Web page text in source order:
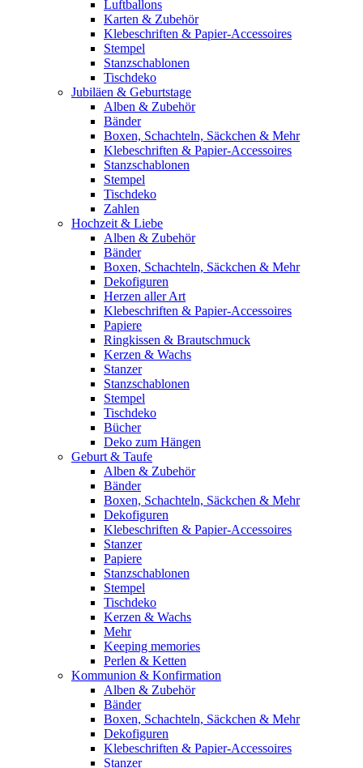
Luftballons
Karten & Zubehör
Klebeschriften & Papier-Accessoires
Stempel
Stanzschablonen
Tischdeko
Jubiläen & Geburtstage
Alben & Zubehör
Bänder
Boxen, Schachteln, Säckchen & Mehr
Klebeschriften & Papier-Accessoires
Stanzschablonen
Stempel
Tischdeko
Zahlen
Hochzeit & Liebe
Alben & Zubehör
Bänder
Boxen, Schachteln, Säckchen & Mehr
Dekofiguren
Herzen aller Art
Klebeschriften & Papier-Accessoires
Papiere
Ringkissen & Brautschmuck
Kerzen & Wachs
Stanzer
Stanzschablonen
Stempel
Tischdeko
Bücher
Deko zum Hängen
Geburt & Taufe
Alben & Zubehör
Bänder
Boxen, Schachteln, Säckchen & Mehr
Dekofiguren
Klebeschriften & Papier-Accessoires
Stanzer
Papiere
Stanzschablonen
Stempel
Tischdeko
Kerzen & Wachs
Mehr
Keeping memories
Perlen & Ketten
Kommunion & Konfirmation
Alben & Zubehör
Bänder
Boxen, Schachteln, Säckchen & Mehr
Dekofiguren
Klebeschriften & Papier-Accessoires
Stanzer